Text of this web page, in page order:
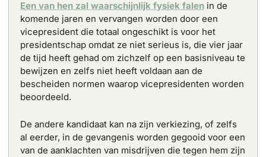
Een van hen zal waarschijnlijk fysiek falen in de
komende jaren en vervangen worden door een
vicepresident die totaal ongeschikt is voor het
presidentschap omdat ze niet serieus is, die vier jaar
de tijd heeft gehad om zichzelf op een basisniveau te
bewijzen en zelfs niet heeft voldaan aan de
bescheiden normen waarop vicepresidenten worden
beoordeeld.
De andere kandidaat kan na zijn verkiezing, of zelfs
al eerder, in de gevangenis worden gegooid voor een
van de aanklachten van misdrijven die tegen hem zijn